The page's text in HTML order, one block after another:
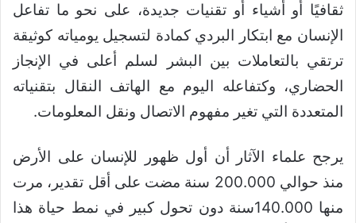
ثقافيًا أو أشياء أو تقنيات جديدة، على نحو ما تفاعل
الإنسان مع ابتكار البردي كمادة لتسجيل يومياته كوثيقة
ترتقي بالتعاملات بين البشر لسلم أعلى في الإنجاز
الحضاري، وكتفاعله اليوم مع الهاتف النقال بتقنياته
المتعددة التي تغير مفهوم الاتصال ونقل المعلومات.
يرجح علماء الآثار أن أول ظهور للإنسان على الأرض
منذ حوالي 200.000 سنة مضت على أقل تقدير، مرت
منها 140.000سنة دون تحول كبير في نمط حياة هذا